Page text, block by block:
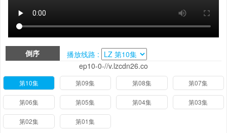
倒序
播放线路 :
ep10-0-//v.lzcdn26.co
第10集 第09集 第08集 第07集
第06集 第05集 第04集 第03集
第02集 第01集